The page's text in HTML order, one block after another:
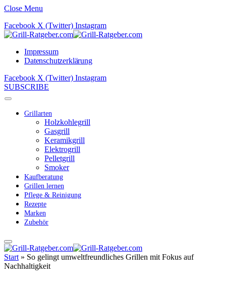
Close Menu
Facebook X (Twitter) Instagram
Impressum
Datenschutzerklärung
Facebook X (Twitter) Instagram
SUBSCRIBE
Grillarten
Holzkohlegrill
Gasgrill
Keramikgrill
Elektrogrill
Pelletgrill
Smoker
Kaufberatung
Grillen lernen
Pflege & Reinigung
Rezepte
Marken
Zubehör
Start » So gelingt umweltfreundliches Grillen mit Fokus auf
Nachhaltigkeit